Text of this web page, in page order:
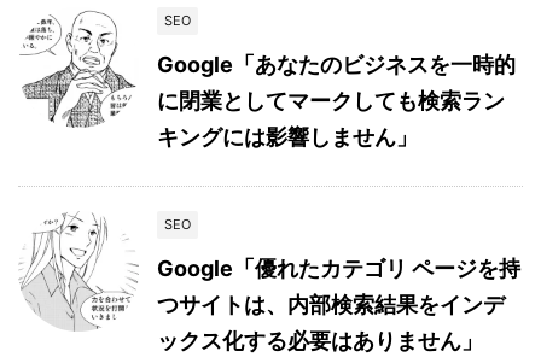
SEO
Google「あなたのビジネスを一時的
に閉業としてマークしても検索ラン
キングには影響しません」
SEO
Google「優れたカテゴリ ページを持
つサイトは、内部検索結果をインデ
ックス化する必要はありません」